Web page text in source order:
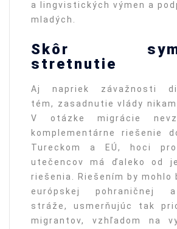
a lingvistických výmen a
mladých.
Skôr
stretnutie
Aj napriek závažnosti
tém, zasadnutie vlády nikam
V otázke migrácie
komplementárne riešenie
Tureckom a EÚ, hoci
utečencov má ďaleko od
riešenia. Riešením by mohlo
európskej pohraničnej
stráže, usmerňujúc tak
migrantov, vzhľadom na